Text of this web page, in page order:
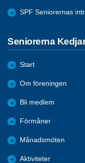
SPF Seniorernas
Seniorerna
Start
Om föreningen
Bli medlem
Förmåner
Månadsmöten
Aktiviteter